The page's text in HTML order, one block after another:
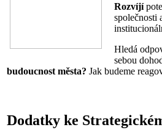
Rozvíjí
společnosti
Hledá
sebou
budoucnost města? Jak budeme
Dodatky ke